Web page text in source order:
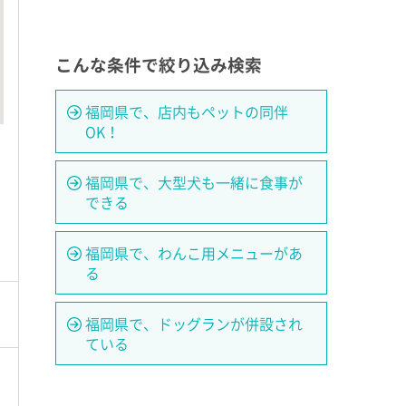
こんな条件で絞り込み検索
福岡県で、店内もペットの同伴
OK！
福岡県で、大型犬も一緒に食事が
できる
福岡県で、わんこ用メニューがあ
る
福岡県で、ドッグランが併設され
ている